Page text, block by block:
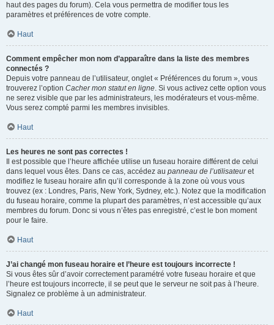
haut des pages du forum). Cela vous permettra de modifier tous les
paramètres et préférences de votre compte.
Haut
Comment empêcher mon nom d’apparaître dans la liste des membres
connectés ?
Depuis votre panneau de l’utilisateur, onglet « Préférences du forum », vous
trouverez l’option Cacher mon statut en ligne. Si vous activez cette option vous
ne serez visible que par les administrateurs, les modérateurs et vous-même.
Vous serez compté parmi les membres invisibles.
Haut
Les heures ne sont pas correctes !
Il est possible que l’heure affichée utilise un fuseau horaire différent de celui
dans lequel vous êtes. Dans ce cas, accédez au panneau de l’utilisateuret
modifiez le fuseau horaire afin qu’il corresponde à la zone où vous vous
trouvez (ex : Londres, Paris, New York, Sydney, etc.). Notez que la modification
du fuseau horaire, comme la plupart des paramètres, n’est accessible qu’aux
membres du forum. Donc si vous n’êtes pas enregistré, c’est le bon moment
pour le faire.
Haut
J’ai changé mon fuseau horaire et l’heure est toujours incorrecte !
Si vous êtes sûr d’avoir correctement paramétré votre fuseau horaire et que
l’heure est toujours incorrecte, il se peut que le serveur ne soit pas à l’heure.
Signalez ce problème à un administrateur.
Haut